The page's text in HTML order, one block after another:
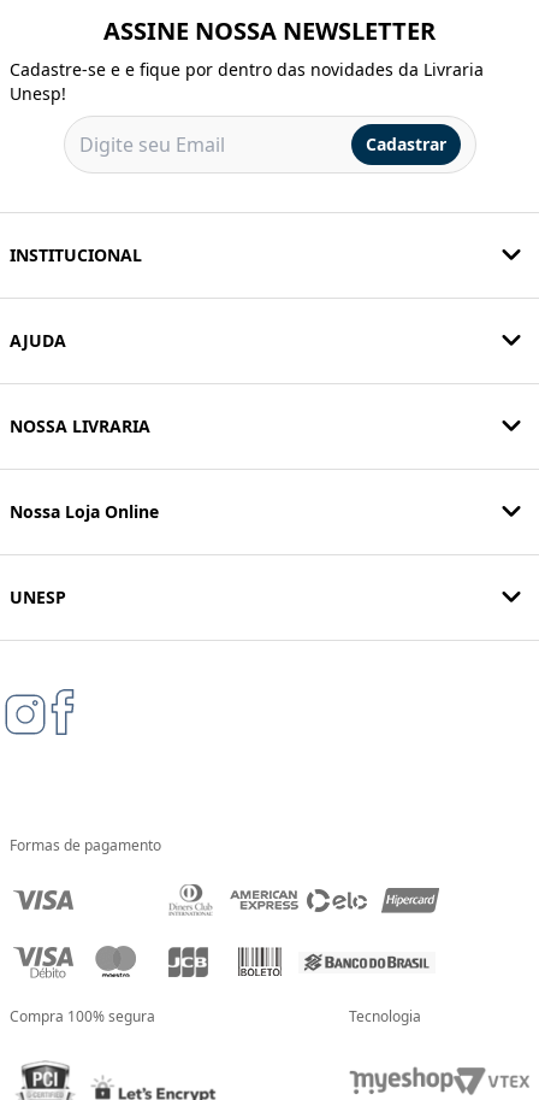
ASSINE NOSSA NEWSLETTER
Cadastre-se e e fique por dentro das novidades da Livraria
Unesp!
Cadastrar
INSTITUCIONAL
AJUDA
NOSSA LIVRARIA
Nossa Loja Online
UNESP
Formas de pagamento
Compra 100% segura Tecnologia